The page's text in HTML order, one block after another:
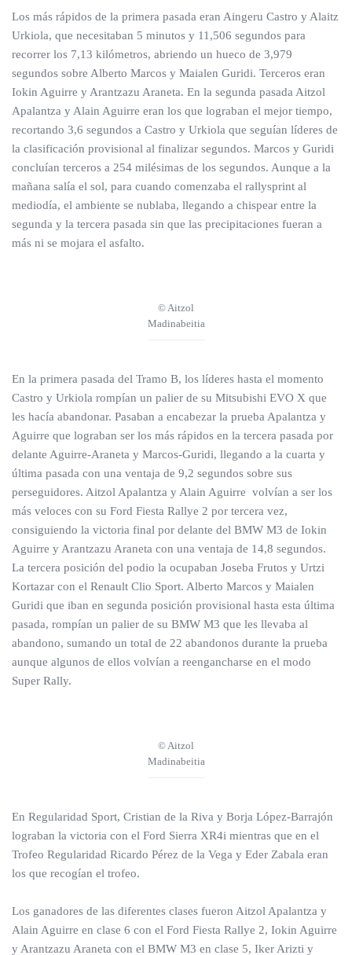
Los más rápidos de la primera pasada eran Aingeru Castro y Alaitz
Urkiola, que necesitaban 5 minutos y 11,506 segundos para
recorrer los 7,13 kilómetros, abriendo un hueco de 3,979
segundos sobre Alberto Marcos y Maialen Guridi. Terceros eran
Iokin Aguirre y Arantzazu Araneta. En la segunda pasada Aitzol
Apalantza y Alain Aguirre eran los que lograban el mejor tiempo,
recortando 3,6 segundos a Castro y Urkiola que seguían líderes de
la clasificación provisional al finalizar segundos. Marcos y Guridi
concluían terceros a 254 milésimas de los segundos. Aunque a la
mañana salía el sol, para cuando comenzaba el rallysprint al
mediodía, el ambiente se nublaba, llegando a chispear entre la
segunda y la tercera pasada sin que las precipitaciones fueran a
más ni se mojara el asfalto.
© Aitzol
Madinabeitia
En la primera pasada del Tramo B, los líderes hasta el momento
Castro y Urkiola rompían un palier de su Mitsubishi EVO X que
les hacía abandonar. Pasaban a encabezar la prueba Apalantza y
Aguirre que lograban ser los más rápidos en la tercera pasada por
delante Aguirre-Araneta y Marcos-Guridi, llegando a la cuarta y
última pasada con una ventaja de 9,2 segundos sobre sus
perseguidores. Aitzol Apalantza y Alain Aguirre volvían a ser los
más veloces con su Ford Fiesta Rallye 2 por tercera vez,
consiguiendo la victoria final por delante del BMW M3 de Iokin
Aguirre y Arantzazu Araneta con una ventaja de 14,8 segundos.
La tercera posición del podio la ocupaban Joseba Frutos y Urtzi
Kortazar con el Renault Clio Sport. Alberto Marcos y Maialen
Guridi que iban en segunda posición provisional hasta esta última
pasada, rompían un palier de su BMW M3 que les llevaba al
abandono, sumando un total de 22 abandonos durante la prueba
aunque algunos de ellos volvían a reengancharse en el modo
Super Rally.
© Aitzol
Madinabeitia
En Regularidad Sport, Cristian de la Riva y Borja López-Barrajón
lograban la victoria con el Ford Sierra XR4i mientras que en el
Trofeo Regularidad Ricardo Pérez de la Vega y Eder Zabala eran
los que recogían el trofeo.
Los ganadores de las diferentes clases fueron Aitzol Apalantza y
Alain Aguirre en clase 6 con el Ford Fiesta Rallye 2, Iokin Aguirre
y Arantzazu Araneta con el BMW M3 en clase 5, Iker Arizti y